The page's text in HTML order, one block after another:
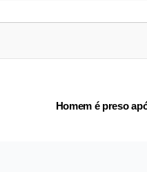
Homem é preso